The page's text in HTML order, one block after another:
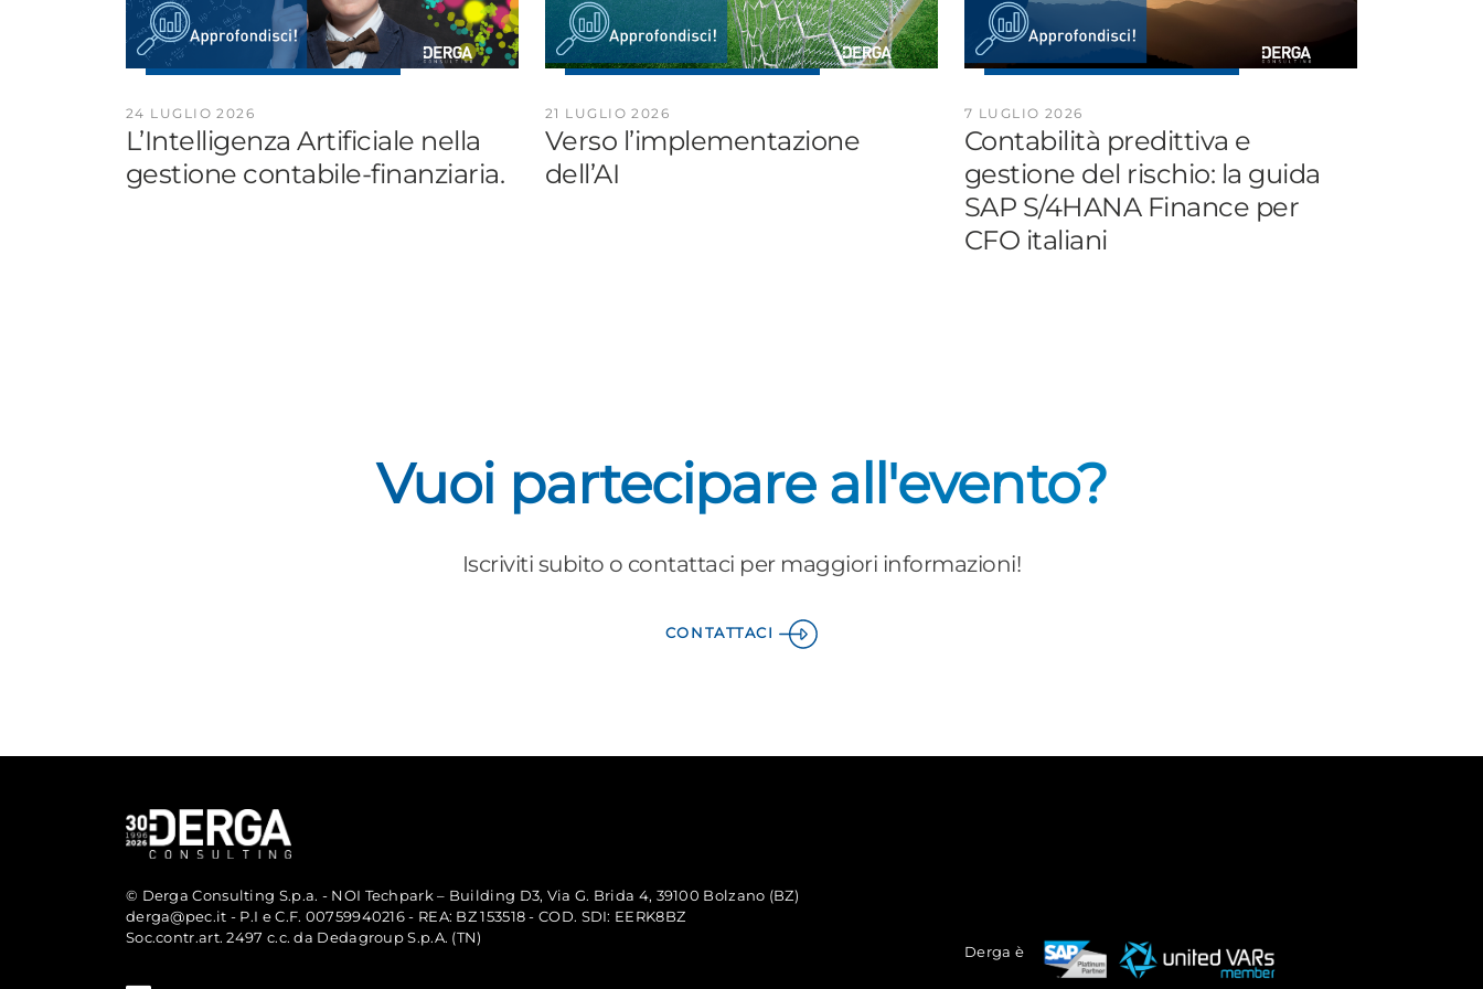
24 LUGLIO 2026
L’Intelligenza Artificiale nella
gestione contabile-finanziaria.
21 LUGLIO 2026
Verso l’implementazione
dell’AI
7 LUGLIO 2026
Contabilità predittiva e
gestione del rischio: la guida
SAP S/4HANA Finance per
CFO italiani
Vuoi partecipare all'evento?
Iscriviti subito o contattaci per maggiori informazioni!
CONTATTACI
© Derga Consulting S.p.a. - NOI Techpark – Building D3, Via G. Brida 4, 39100 Bolzano (BZ)
derga@pec.it - P.I e C.F. 00759940216 - REA: BZ 153518 - COD. SDI: EERK8BZ
Soc.contr.art. 2497 c.c. da Dedagroup S.p.A. (TN)
Derga è